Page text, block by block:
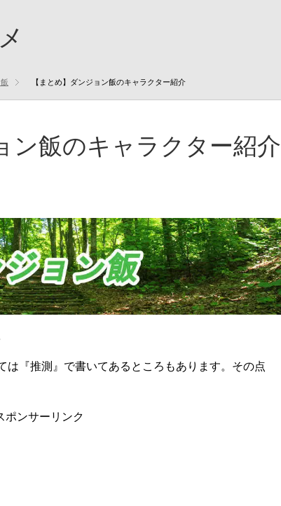
【まとめ】ダンジョン飯のキャラクター紹介
ン飯のキャラクター紹介
は『推測』で書いてあるところもあります。その点
ポンサーリンク